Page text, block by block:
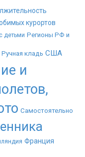
курортов
детьми Регионы РФ и
Ручная кладь США
и
Самостоятельно
Франция